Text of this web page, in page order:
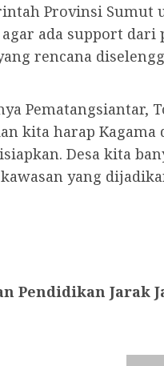
Provinsi
ada support dari
rencana
Pematangsiantar,
kita harap
Desa kita
yang
Pendidikan Jarak